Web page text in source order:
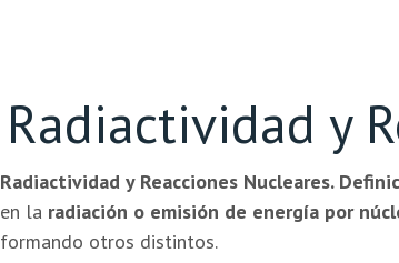
Radiactividad y
Radiactividad y Reacciones Nucleares.
en la radiación o emisión de energía por
formando otros distintos.